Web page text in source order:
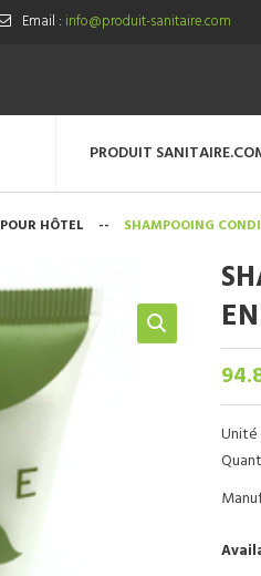
Email : info@produit-sanitaire.com
PRODUIT
HÔTEL -- SHAMPOOING
Unité